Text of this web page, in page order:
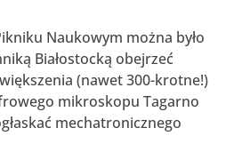
Naukowym można było
Białostocką obejrzeć
(nawet 300-krotne!)
mikroskopu Tagarno
mechatronicznego